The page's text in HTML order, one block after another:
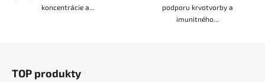
koncentrácie a...
podporu krvotvorby a
imunitného...
TOP produkty